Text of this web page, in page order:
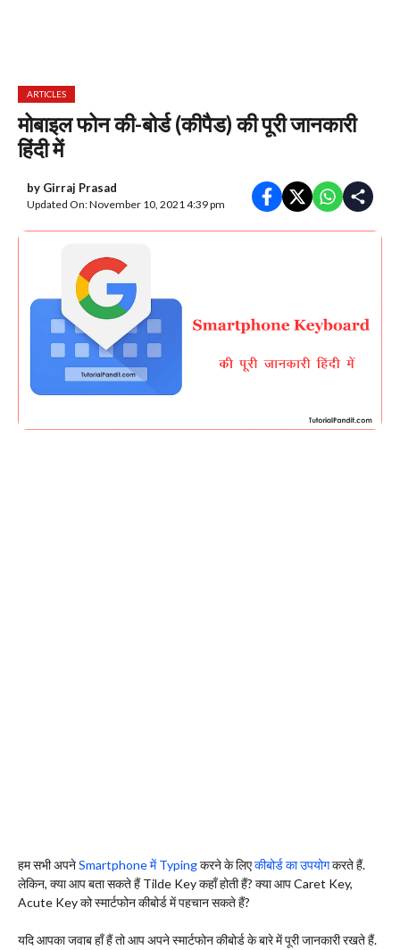
ARTICLES
मोबाइल फोन की-बोर्ड (कीपैड) की पूरी जानकारी
हिंदी में
by Girraj Prasad
Updated On: November 10, 2021 4:39 pm
हम सभी अपनेSmartphone में Typingकरने के लिएकीबोर्ड का उपयोगकरते हैं.
लेकिन, क्या आप बता सकते हैं Tilde Key कहाँ होती हैं? क्या आप Caret Key,
Acute Key को स्मार्टफोन कीबोर्ड में पहचान सकते हैं?
यदि आपका जवाब हाँ हैं तो आप अपने स्मार्टफोन कीबोर्ड के बारे में पूरी जानकारी रखते हैं.